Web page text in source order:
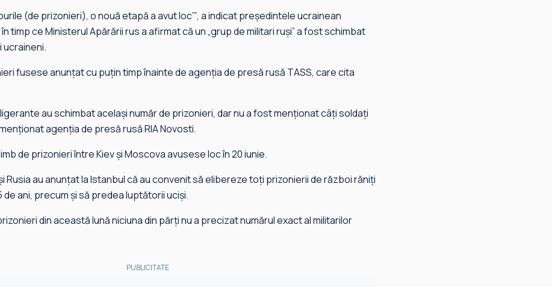
(de prizonieri), o nouă etapă a avut loc”', a indicat președintele ucrainean
timp ce Ministerul Apărării rus a afirmat că un „grup de militari ruși” a fost schimbat
fusese anunțat cu puțin timp înainte de agenția de presă rusă TASS, care cita
au schimbat același număr de prizonieri, dar nu a fost menționat câți soldați
agenția de presă rusă RIA Novosti.
de prizonieri între Kiev și Moscova avusese loc în 20 iunie.
Rusia au anunțat la Istanbul că au convenit să elibereze toți prizonierii de război răniți
de ani, precum și să predea luptătorii uciși.
din această lună niciuna din părți nu a precizat numărul exact al militarilor
PUBLICITATE